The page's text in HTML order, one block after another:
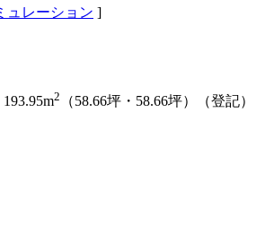
ュレーション ]
193.95m2 （58.66坪・58.66坪）（登記）